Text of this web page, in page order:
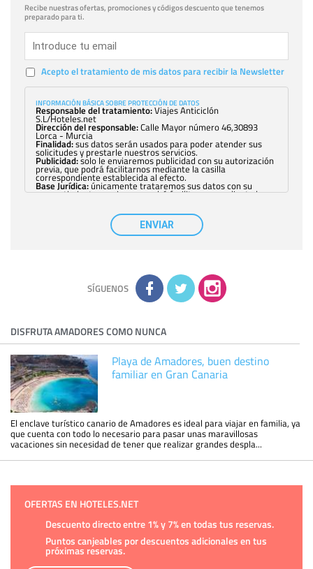
Recibe nuestras ofertas, promociones y códigos descuento que tenemos
preparado para ti.
Acepto el tratamiento de mis datos para recibir la Newsletter
INFORMACIÓN BÁSICA SOBRE PROTECCIÓN DE DATOS
Responsable del tratamiento:Viajes Anticiclón
S.L/Hoteles.net
Dirección del responsable:Calle Mayor número 46,30893
Lorca - Murcia
Finalidad:sus datos serán usados para poder atender sus
solicitudes y prestarle nuestros servicios.
Publicidad:solo le enviaremos publicidad con su autorización
previa, que podrá facilitarnos mediante la casilla
correspondiente establecida al efecto.
Base Jurídica:únicamente trataremos sus datos con su
consentimiento previo, que podrá facilitarnos mediante la
con carácter general, sólo el personal de
nuestra entidad que esté debidamente autorizado podrá
tener conocimiento de la información que le pedimos. No se
comunicarán datos a terceros.
adicional y detallada sobre cómo tratamos sus datos en la
política de privacidad
ENVIAR
SÍGUENOS
DISFRUTA AMADORES COMO NUNCA
Playa de Amadores, buen destino
familiar en Gran Canaria
El enclave turístico canario de Amadores es ideal para viajar en familia, ya
que cuenta con todo lo necesario para pasar unas maravillosas
vacaciones sin necesidad de tener que realizar grandes despla...
OFERTAS EN HOTELES.NET
Descuento directo entre 1% y 7% en todas tus reservas.
Puntos canjeables por descuentos adicionales en tus
próximas reservas.